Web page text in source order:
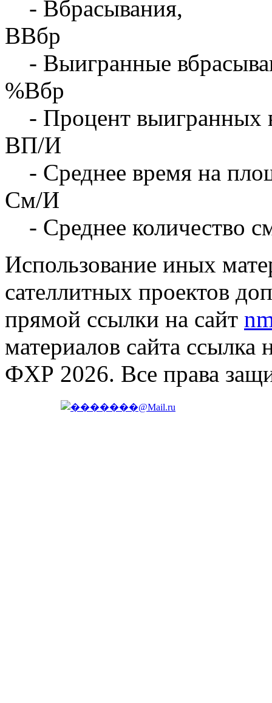
- Вбрасывания,
ВВбр
- Выигранные
%Вбр
- Процент выигранных
ВП/И
- Среднее время на
См/И
- Среднее количество
Использование иных
сателлитных проектов
прямой ссылки на сайт
материалов сайта ссылка
ФХР 2026. Все права